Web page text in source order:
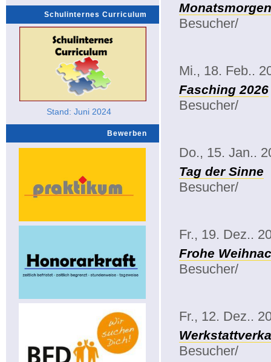
Schulinternes Curriculum
Stand: Juni 2024
Bewerben
Besucher/
Mi., 18. Feb..
Fasching 2026
Besucher/
Do., 15. Jan..
Tag der Sinne
Besucher/
Fr., 19. Dez..
Frohe
Besucher/
Fr., 12. Dez..
Besucher/